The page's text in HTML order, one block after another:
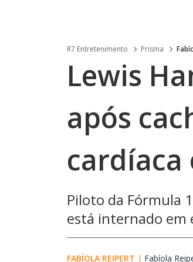
R7 Entretenimento Prisma
Lewis
após
cardíaca
Piloto da Fórmula
está internado em
FABÍOLA REIPERT | Fabíola